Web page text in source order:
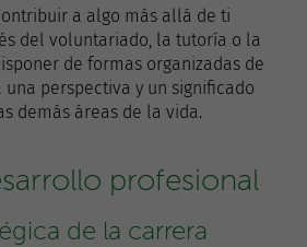
a algo más allá de ti
del voluntariado, la tutoría o la
de formas organizadas de
perspectiva y un significado
demás áreas de la vida.
profesional
de la carrera